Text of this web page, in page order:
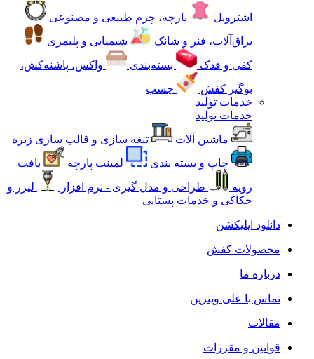
اشتروبل
پارچه، چرم طبیعی و مصنوعی
یراق‌آلات، فنر و شانک
شیمیایی و پلیمری
کفی و قدک
بسته‌بندی
واکس، پاشنه‌کش،
بوگیر کفش
چسب
خدمات تولید
خدمات تولید
ماشین آلات
تیغه سازی و قالب سازی زیره
چاپ و بسته بندی
لمینت پارچه
بافت
رویه
طراحی و مدل گیری - نرم افزار
لیزر و
حکاکی و خدمات پستایی
دانلود اپلیکشن
محصولات کفش
درباره ما
تماس با علی ویترین
مقالات
قوانین و مقررات